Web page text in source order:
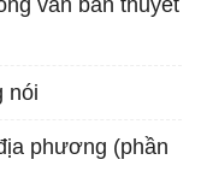
văn bản thuyết
nói
phương (phần